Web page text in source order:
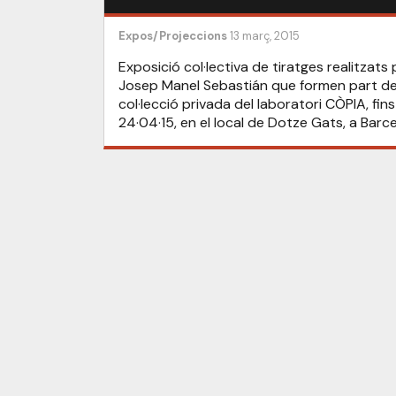
Expos/Projeccions13 març, 2015
Exposició col·lectiva de tiratges realitzats
Josep Manel Sebastián que formen part
col·lecció privada del laboratori CÒPIA,
24·04·15, en el local de Dotze Gats, a